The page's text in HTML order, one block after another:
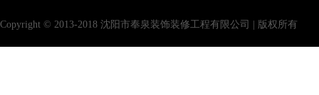
Copyright © 2013-2018 沈阳市奉泉装饰装修工程有限公司 | 版权所有